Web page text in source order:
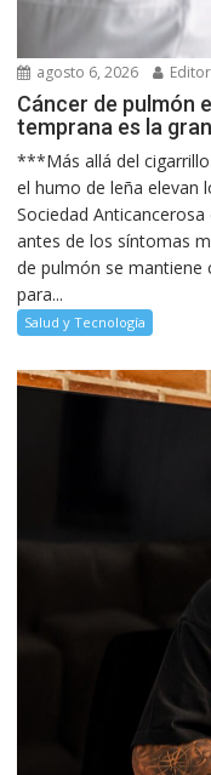
agosto 6, 2026 Editor
Cáncer de pulmón
temprana es la
***Más allá del
el humo de leña elevan
Sociedad
antes de los síntomas
de pulmón se mantiene
para...
Salud y Tecnología